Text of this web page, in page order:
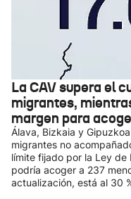
La CAV supera el
migrantes,
margen para
Álava, Bizkaia y
migrantes no
límite fijado por la Ley de
podría acoger a 237
actualización, está al 30